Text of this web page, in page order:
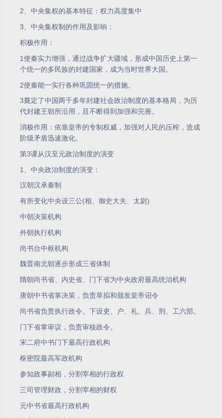
2、中央集权的基本特征：权力高度集中
3、中央集权制的作用及影响：
积极作用：
1使秦实力增强，通过战争扩大疆域，形成中国历史上第一
个统一的多民族的封建国家，成为当时世界大国。
2使秦能一实行各种巩固统一的措施。
3奠定了中国两千多年封建社会政治制度的基本格局，为历
代封建王朝所沿用，且不断得到加强和完善。
消极作用：依靠皇帝的专制权威，加强对人民的压榨，造成
阶级矛盾迅速激化。
第3课从汉至元政治制度的演变
1、中央政治制度的演变：
汉朝汉承秦制
有所变化中央设三公(相、御史大夫、太尉)
中朝决策机构
外朝执行机构
尚书台中枢机构
魏晋南北朝逐步形成三省体制
隋朝尚书省、内史省、门下省为中央政府最高统治机构
唐朝中书省掌决策，负责草拟和颁发皇帝诏令
尚书省负责执行政令。下设吏、户、礼、兵、刑、工六部。
门下省掌审议，负责审核政令。
宋二府中书门下最高行政机构
枢密院最高军政机构
参知政事副相，分割宰相的行政权
三司管理财政，分割宰相的财权
元中书省最高行政机构